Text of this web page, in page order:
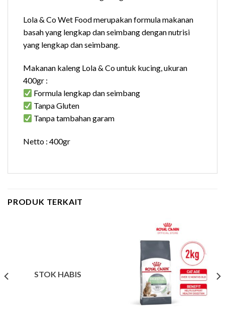
Lola & Co Wet Food merupakan formula makanan
basah yang lengkap dan seimbang dengan nutrisi
yang lengkap dan seimbang.
Makanan kaleng Lola & Co untuk kucing, ukuran
400gr :
Formula lengkap dan seimbang
Tanpa Gluten
Tanpa tambahan garam
Netto : 400gr
PRODUK TERKAIT
STOK HABIS